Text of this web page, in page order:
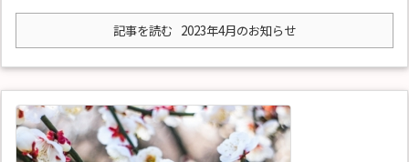
記事を読む 2023年4月のお知らせ